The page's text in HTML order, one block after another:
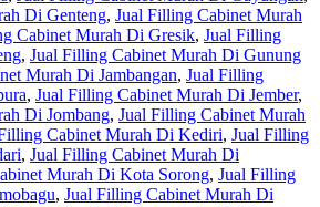
Di Genteng, Jual Filling Cabinet Murah
Cabinet Murah Di Gresik, Jual Filling
, Jual Filling Cabinet Murah Di Gunung
Murah Di Jambangan, Jual Filling
, Jual Filling Cabinet Murah Di Jember,
Di Jombang, Jual Filling Cabinet Murah
Cabinet Murah Di Kediri, Jual Filling
, Jual Filling Cabinet Murah Di
Murah Di Kota Sorong, Jual Filling
, Jual Filling Cabinet Murah Di